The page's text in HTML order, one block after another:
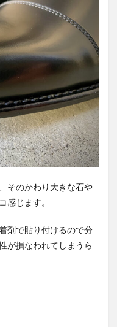
そのかわり大きな石や
感じます。
剤で貼り付けるので分
が損なわれてしまうら